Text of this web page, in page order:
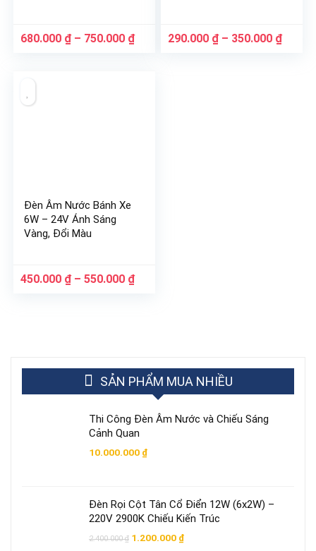
680.000 ₫ – 750.000 ₫Khoảng290.000 ₫ – 350.000 ₫
Đèn Âm Nước Bánh Xe
6W – 24V Ánh Sáng
Vàng, Đổi Màu
450.000 ₫ – 550.000 ₫Khoảng
SẢN PHẨM MUA NHIỀU
Thi Công Đèn Âm Nước và Chiếu Sáng
Cảnh Quan
10.000.000 ₫
Đèn Rọi Cột Tân Cổ Điển 12W (6x2W) –
220V 2900K Chiếu Kiến Trúc
2.400.000₫ Giá
1.200.000 ₫Giá